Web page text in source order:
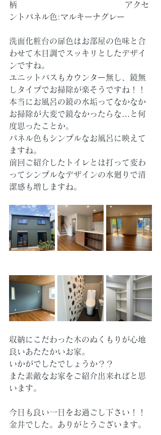
柄　　　　　　　　　　　　　 アクセ
ントパネル色:マルキーナグレー
洗面化粧台の扉色はお部屋の色味と合
わせて木目調でスッキリとしたデザイ
ンですね。
ユニットバスもカウンター無し、鏡無
しタイプでお掃除が楽そうですね！！
本当にお風呂の鏡の水垢ってなかなか
お掃除が大変で鏡なかったらな…と何
度思ったことか。
パネル色もシンプルなお風呂に映えて
ますね。
前回ご紹介したトイレとは打って変わ
ってシンプルなデザインの水廻りで清
潔感も増しますね。
収納にこだわった木のぬくもりが心地
良いあたたかいお家。
いかがでしたでしょうか？？
また素敵なお家をご紹介出来ればと思
います。
今日も良い一日をお過ごし下さい！！
金井でした。ありがとうございます。